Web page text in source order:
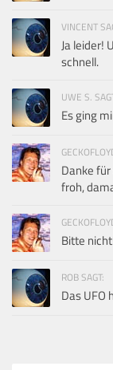
VINCENT
Ja leider!
schnell.
UWE S.
Es ging
Danke
froh,
Bitte
ROB SAGT:
Das UFO